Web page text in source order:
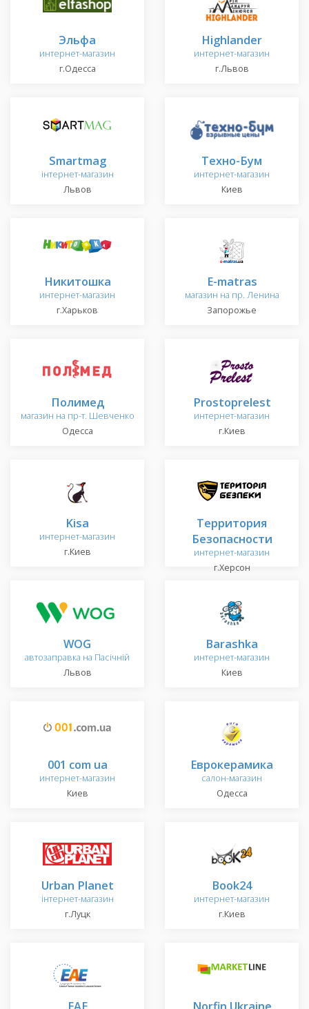
Эльфа
интернет-магазин
г.Одесса
Highlander
интернет-магазин
г.Львов
Smartmag
інтернет-магазин
Львов
Техно-Бум
интернет-магазин
Киев
Никитошка
интернет-магазин
г.Харьков
E-matras
магазин на пр. Ленина
Запорожье
Полимед
магазин на пр-т. Шевченко
Одесса
Prostoprelest
интернет-магазин
г.Киев
Kisa
интернет-магазин
г.Киев
Территория
Безопасности
интернет-магазин
г.Херсон
WOG
автозаправка на Пасічній
Львов
Barashka
интернет-магазин
Киев
001 com ua
интернет-магазин
Киев
Еврокерамика
салон-магазин
Одесса
Urban Planet
інтернет-магазин
г.Луцк
Book24
интернет-магазин
г.Киев